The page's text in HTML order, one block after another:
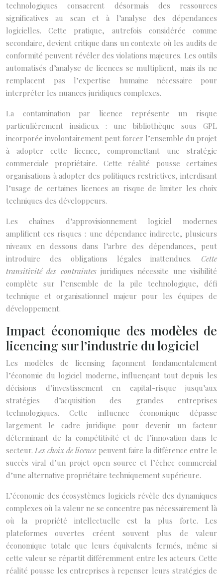
technologiques consacrent désormais des ressources
significatives au scan et à l’analyse des dépendances
logicielles. Cette pratique, autrefois considérée comme
secondaire, devient critique dans un contexte où les audits de
conformité peuvent révéler des violations majeures. Les outils
automatisés d’analyse de licences se multiplient, mais ils ne
remplacent pas l’expertise humaine nécessaire pour
interpréter les nuances juridiques complexes.
La contamination par licence représente un risque
particulièrement insidieux : une bibliothèque sous GPL
incorporée involontairement peut forcer l’ensemble du projet
à adopter cette licence, compromettant une stratégie
commerciale propriétaire. Cette réalité pousse certaines
organisations à adopter des politiques restrictives, interdisant
l’usage de certaines licences au risque de limiter les choix
techniques des développeurs.
Les chaînes d’approvisionnement logiciel modernes
amplifient ces risques : une dépendance indirecte, plusieurs
niveaux en dessous dans l’arbre des dépendances, peut
introduire des obligations légales inattendues. Cette
transitivité des contraintes juridiques nécessite une visibilité
complète sur l’ensemble de la pile technologique, défi
technique et organisationnel majeur pour les équipes de
développement.
Impact économique des modèles de
licencing sur l’industrie du logiciel
Les modèles de licensing façonnent fondamentalement
l’économie du logiciel moderne, influençant tout depuis les
décisions d’investissement en capital-risque jusqu’aux
stratégies d’acquisition des grandes entreprises
technologiques. Cette influence économique dépasse
largement le cadre juridique pour devenir un facteur
déterminant de la compétitivité et de l’innovation dans le
secteur.Les choix de licence peuvent faire la différence entre le
succès viral d’un projet open source et l’échec commercial
d’une alternative propriétaire techniquement supérieure.
L’économie des écosystèmes logiciels révèle des dynamiques
complexes où la valeur ne se concentre pas nécessairement là
où la propriété intellectuelle est la plus forte. Les
plateformes ouvertes créent souvent plus de valeur
économique totale que leurs équivalents fermés, même si
cette valeur se répartit différemment entre les acteurs. Cette
réalité pousse les entreprises à repenser leurs stratégies de